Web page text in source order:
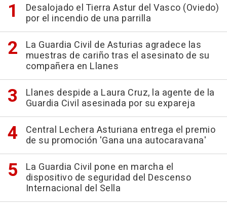
Desalojado el Tierra Astur del Vasco (Oviedo)
por el incendio de una parrilla
La Guardia Civil de Asturias agradece las
muestras de cariño tras el asesinato de su
compañera en Llanes
Llanes despide a Laura Cruz, la agente de la
Guardia Civil asesinada por su expareja
Central Lechera Asturiana entrega el premio
de su promoción 'Gana una autocaravana'
La Guardia Civil pone en marcha el
dispositivo de seguridad del Descenso
Internacional del Sella